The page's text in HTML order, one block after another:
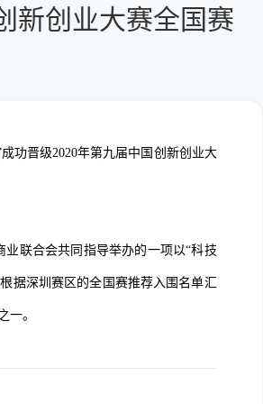
新创业大赛全国赛
功晋级2020年第九届中国创新创业大
联合会共同指导举办的一项以“科技
据深圳赛区的全国赛推荐入围名单汇
一。